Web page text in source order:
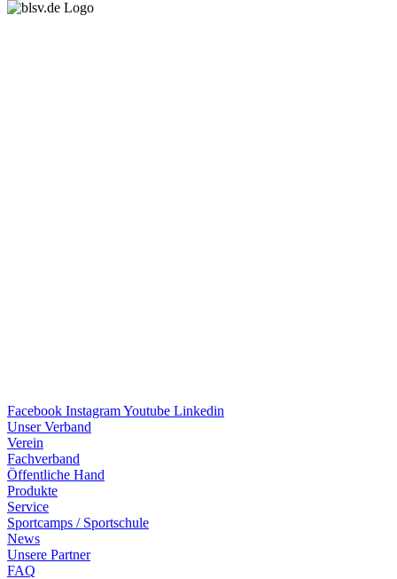
Facebook InstagramYoutube Linkedin
Unser Verband
Verein
Fach­ver­band
Öffent­li­che Hand
Produkte
Service
Sport­camps / Sportschule
News
Unsere Part­ner
FAQ